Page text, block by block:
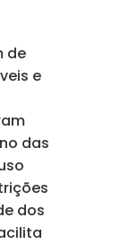
de
e
das
dos